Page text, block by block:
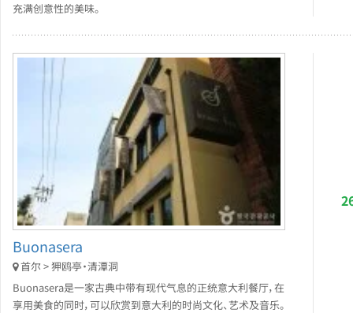
充满创意性的美味。
Buonasera
首尔 > 狎鸥亭・清潭洞
Buonasera是一家古典中带有现代气息的正统意大利餐厅，在
享用美食的同时，可以欣赏到意大利的时尚文化、艺术及音乐。